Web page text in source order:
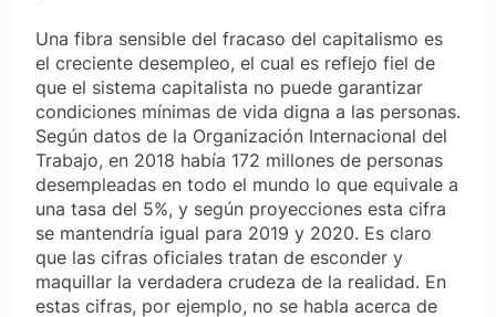
Una fibra sensible del fracaso del capitalismo es
el creciente desempleo, el cual es reflejo fiel de
que el sistema capitalista no puede garantizar
condiciones mínimas de vida digna a las personas.
Según datos de la Organización Internacional del
Trabajo, en 2018 había 172 millones de personas
desempleadas en todo el mundo lo que equivale a
una tasa del 5%, y según proyecciones esta cifra
se mantendría igual para 2019 y 2020. Es claro
que las cifras oficiales tratan de esconder y
maquillar la verdadera crudeza de la realidad. En
estas cifras, por ejemplo, no se habla acerca de